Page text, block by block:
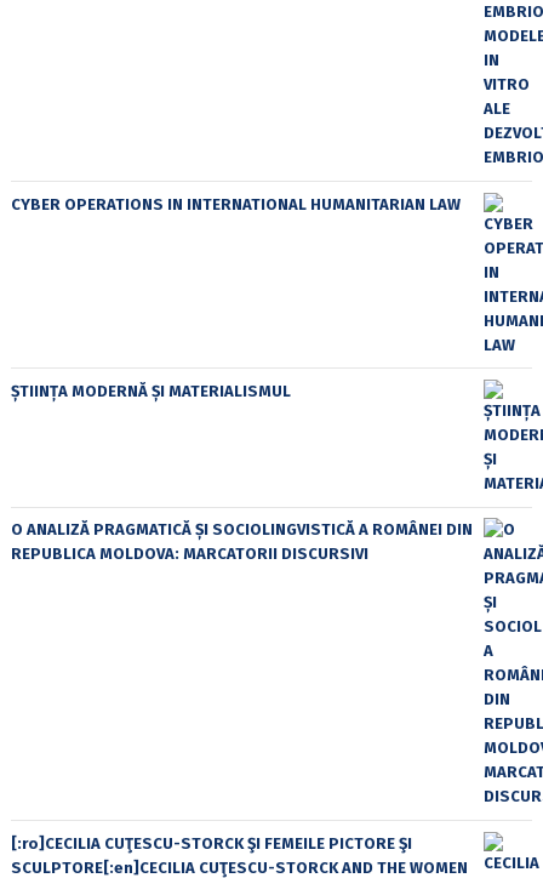
CYBER OPERATIONS IN INTERNATIONAL HUMANITARIAN LAW
ȘTIINȚA MODERNĂ ȘI MATERIALISMUL
O ANALIZĂ PRAGMATICĂ ȘI SOCIOLINGVISTICĂ A ROMÂNEI DIN
REPUBLICA MOLDOVA: MARCATORII DISCURSIVI
[:ro]CECILIA CUŢESCU-STORCK ŞI FEMEILE PICTORE ŞI
SCULPTORE[:en]CECILIA CUŢESCU-STORCK AND THE WOMEN